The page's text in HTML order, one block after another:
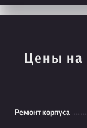
Цены на
Ремонт корпуса